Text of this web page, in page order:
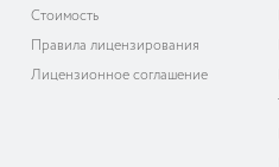
Cтоимость
Правила лицензирования
Лицензионное соглашение